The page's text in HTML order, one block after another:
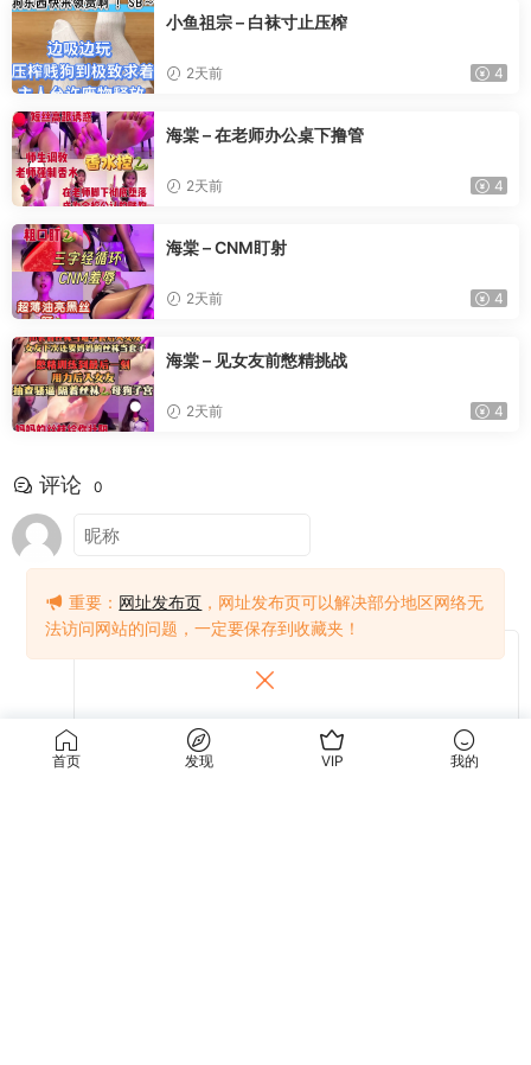
小鱼祖宗 – 白袜寸止压榨
2天前 4
海棠 – 在老师办公桌下撸管
2天前 4
海棠 – CNM盯射
2天前 4
海棠 – 见女友前憋精挑战
2天前 4
评论 0
首页 发现 VIP 我的
重要： 网址发布页 ，网址发布页可以解决部分地区网络无
法访问网站的问题，一定要保存到收藏夹！